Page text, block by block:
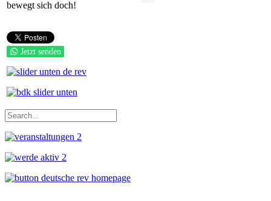
bewegt sich doch!
Jetzt senden